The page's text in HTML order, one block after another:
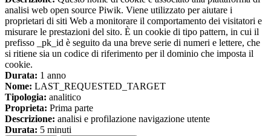
analisi web open source Piwik. Viene utilizzato per aiutare i
proprietari di siti Web a monitorare il comportamento dei visitatori e
misurare le prestazioni del sito. È un cookie di tipo pattern, in cui il
prefisso _pk_id è seguito da una breve serie di numeri e lettere, che
si ritiene sia un codice di riferimento per il dominio che imposta il
cookie.
Durata: 1 anno
Nome: LAST_REQUESTED_TARGET
Tipologia: analitico
Proprieta: Prima parte
Descrizione: analisi e profilazione navigazione utente
Durata: 5 minuti